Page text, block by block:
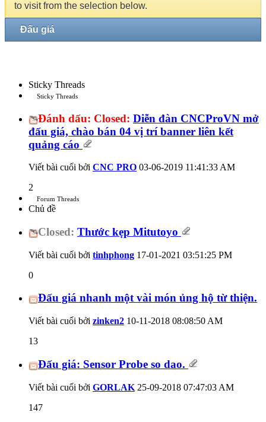
to visit from the selection below.
Đấu giá
Sticky Threads
Sticky Threads
Đánh dấu: Closed: Diễn đàn CNCProVN mở
đấu giá, chào bán 04 vị trí banner liên kết
quảng cáo
Viết bài cuối bởi CNC PRO 03-06-2019 11:41:33 AM
2
Forum Threads
Chủ đề
Closed: Thước kẹp Mitutoyo
Viết bài cuối bởi tinhphong 17-01-2021 03:51:25 PM
0
Đấu giá nhanh một vài món ủng hộ từ thiện.
Viết bài cuối bởi zinken2 10-11-2018 08:08:50 AM
13
Đấu giá: Sensor Probe so dao.
Viết bài cuối bởi GORLAK 25-09-2018 07:47:03 AM
147